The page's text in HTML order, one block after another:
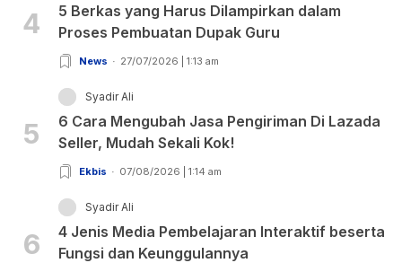
4
5 Berkas yang Harus Dilampirkan dalam
Proses Pembuatan Dupak Guru
News 27/07/2026 | 1:13 am
5
Syadir Ali
6 Cara Mengubah Jasa Pengiriman Di Lazada
Seller, Mudah Sekali Kok!
Ekbis 07/08/2026 | 1:14 am
6
Syadir Ali
4 Jenis Media Pembelajaran Interaktif beserta
Fungsi dan Keunggulannya